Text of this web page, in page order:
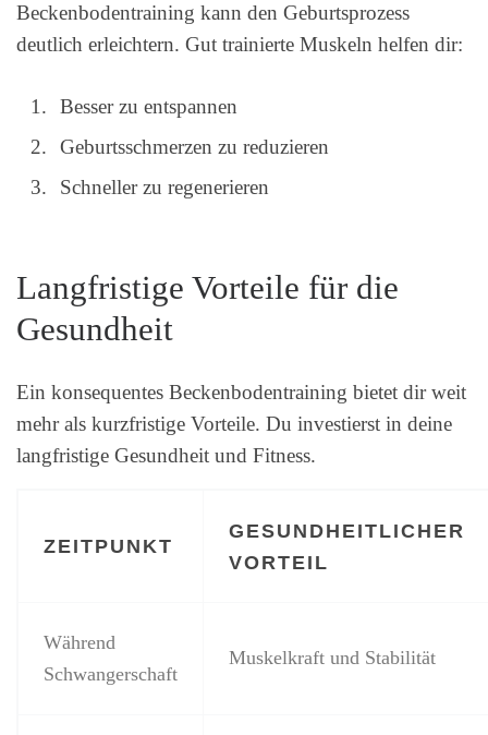
Beckenbodentraining kann den Geburtsprozess
deutlich erleichtern. Gut trainierte Muskeln helfen dir:
Besser zu entspannen
Geburtsschmerzen zu reduzieren
Schneller zu regenerieren
Langfristige Vorteile für die
Gesundheit
Ein konsequentes Beckenbodentraining bietet dir weit
mehr als kurzfristige Vorteile. Du investierst in deine
langfristige Gesundheit und Fitness.
ZEITPUNKT
GESUNDHEITLICHER
VORTEIL
Während
Schwangerschaft
Muskelkraft und Stabilität